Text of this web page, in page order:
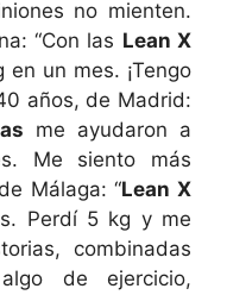
no mienten.
“Con las Lean X
en un mes. ¡Tengo
años, de Madrid:
me ayudaron a
Me siento más
Málaga: “Lean X
Perdí 5 kg y me
combinadas
de ejercicio,